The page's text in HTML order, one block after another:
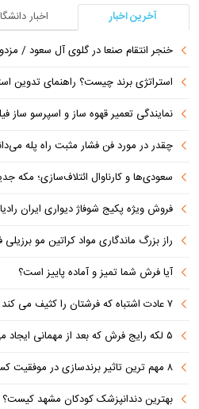
آخرین اخبار
اخبار
خنجر انتقام صنعا در گلوی آل سعود /
استراتژی برند چیست؟ راهنمای تدوین
نمایندگی تعمیر قهوه ساز و اسپرسو ساز
چقدر در مورد فن فشار مثبت راه پله
سعودی‌ها و کارناوال ائتلاف‌سازی؛ مکه
فروش ویژه پکیج شوفاژ دیواری ایران رادیاتور با ۲۰
راز بزرگ ماندگاری مواد کراتین مو
آیا فرش شما تمیز و آماده پاییز است؟
۷ عادت اشتباه که فرشتان را کثیف می کند
۵ لکه رایج فرش که بعد از مهمانی ایجاد می شوند (+روش تمیز کردن)
۸ مهم ترین تاثیر برندسازی در موفقیت کسب‌وکارهای نوپا
بهترین دندانپزشک کودکان مشهد کیست؟ (معرفی ۵